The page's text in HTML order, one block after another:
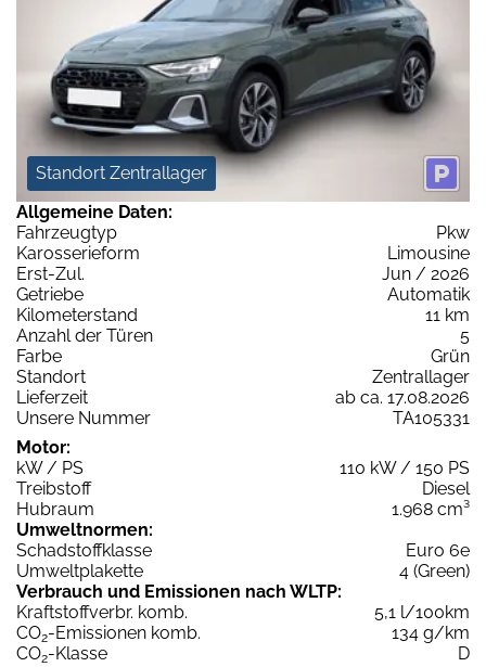
Standort Zentrallager
Allgemeine Daten:
Fahrzeugtyp
Pkw
Karosserieform
Limousine
Erst-Zul.
Jun / 2026
Getriebe
Automatik
Kilometerstand
11 km
Anzahl der Türen
5
Farbe
Grün
Standort
Zentrallager
Lieferzeit
ab ca. 17.08.2026
Unsere Nummer
TA105331
Motor:
kW / PS
110 kW / 150 PS
Treibstoff
Diesel
Hubraum
1.968 cm³
Umweltnormen:
Schadstoffklasse
Euro 6e
Umweltplakette
4 (Green)
Verbrauch und Emissionen nach WLTP:
Kraftstoffverbr. komb.
5,1 l/100km
CO2-Emissionen komb.
134 g/km
CO2-Klasse
D